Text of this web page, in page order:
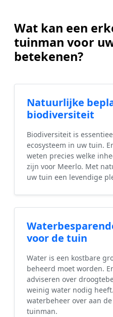
Wat kan een
tuinman voor
betekenen?
Natuurlijke
biodiversiteit
Biodiversiteit is
ecosysteem in uw tuin.
weten precies welke
zijn voor Meerlo. Met
uw tuin een levendige
voor de tuin
Water is een kostbare
beheerd moet worden.
adviseren over
weinig water nodig
waterbeheer over aan
tuinman.